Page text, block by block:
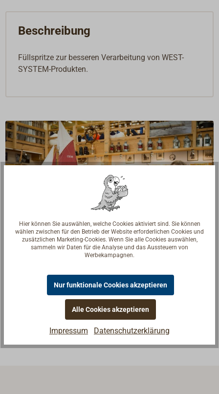
Beschreibung
Füllspritze zur besseren Verarbeitung von WEST-
SYSTEM-Produkten.
Reden Sie mit Handwerkern, Bootsbauern und
Seglerinnen. Wir verstehen Ihre Fragen und geben die
passende Antwort.
Experten kontaktieren
Hier können Sie auswählen, welche Cookies aktiviert sind. Sie können
wählen zwischen für den Betrieb der Website erforderlichen Cookies und
zusätzlichen Marketing-Cookies. Wenn Sie alle Cookies auswählen,
sammeln wir Daten für die Analyse und das Aussteuern von
Werbekampagnen.
Nur funktionale Cookies akzeptieren
Alle Cookies akzeptieren
Impressum Datenschutzerklärung